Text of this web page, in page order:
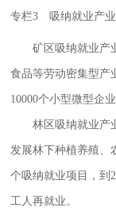
专栏3 吸纳就业产业
矿区吸纳就业产业
食品等劳动密集型产
10000个小型微型企
林区吸纳就业产业
发展林下种植养殖、
个吸纳就业项目，到
工人再就业。